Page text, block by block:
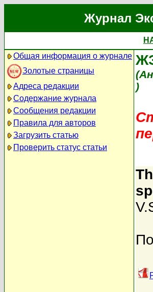
Журнал
Общая информация о журнале
Золотые страницы
Адреса редакции
Содержание журнала
Сообщения редакции
Правила для авторов
Загрузить статью
Проверить статус статьи
)